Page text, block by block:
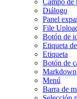
Campo de
Diálogo
Panel
File
Botón de
Etiqueta
Etiqueta
Botón de
Markdown
Menú
Barra de